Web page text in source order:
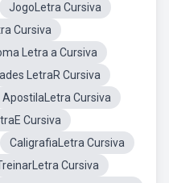
JogoLetra Cursiva
Cursiva
Letra a Cursiva
LetraR Cursiva
ApostilaLetra Cursiva
Cursiva
CaligrafiaLetra Cursiva
Cursiva